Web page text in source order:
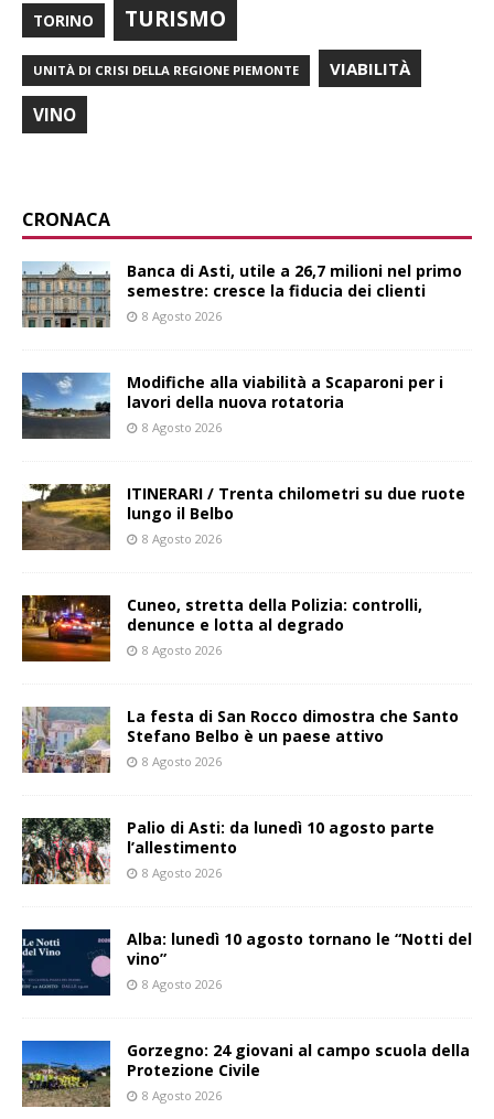
TORINO TURISMO
UNITÀ DI CRISI DELLA REGIONE PIEMONTE VIABILITÀ
VINO
CRONACA
Banca di Asti, utile a 26,7 milioni nel primo
semestre: cresce la fiducia dei clienti
8 Agosto 2026
Modifiche alla viabilità a Scaparoni per i
lavori della nuova rotatoria
8 Agosto 2026
ITINERARI / Trenta chilometri su due ruote
lungo il Belbo
8 Agosto 2026
Cuneo, stretta della Polizia: controlli,
denunce e lotta al degrado
8 Agosto 2026
La festa di San Rocco dimostra che Santo
Stefano Belbo è un paese attivo
8 Agosto 2026
Palio di Asti: da lunedì 10 agosto parte
l’allestimento
8 Agosto 2026
Alba: lunedì 10 agosto tornano le “Notti del
vino”
8 Agosto 2026
Gorzegno: 24 giovani al campo scuola della
Protezione Civile
8 Agosto 2026